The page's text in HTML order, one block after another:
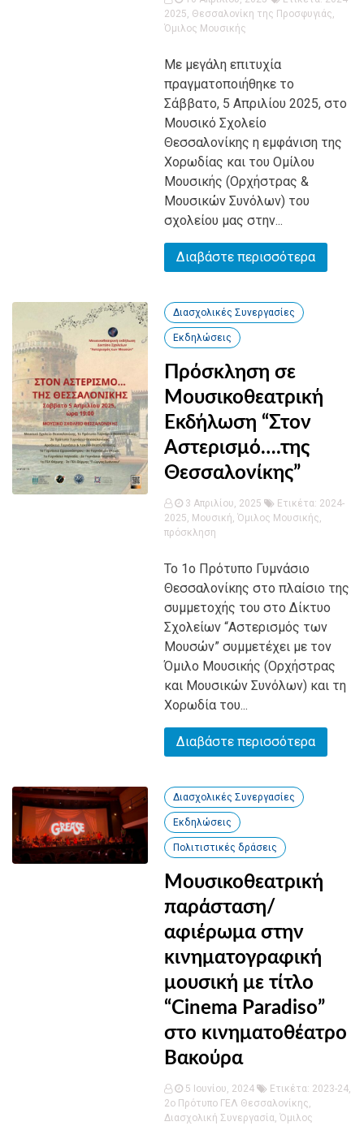
2025, Θεσσαλονίκη της Προσφυγιάς,
Όμιλος Μουσικής
Με μεγάλη επιτυχία
πραγματοποιήθηκε το
Σάββατο, 5 Απριλίου 2025, στο
Μουσικό Σχολείο
Θεσσαλονίκης η εμφάνιση της
Χορωδίας και του Ομίλου
Μουσικής (Ορχήστρας &
Μουσικών Συνόλων) του
σχολείου μας στην...
Διαβάστε περισσότερα
Διασχολικές Συνεργασίες
Εκδηλώσεις
Πρόσκληση σε
Μουσικοθεατρική
Εκδήλωση “Στον
Αστερισμό….της
Θεσσαλονίκης”
3 Απριλίου, 2025 Ετικέτα: 2024-
2025, Μουσική,Όμιλος Μουσικής,
πρόσκληση
Το 1ο Πρότυπο Γυμνάσιο
Θεσσαλονίκης στο πλαίσιο της
συμμετοχής του στο Δίκτυο
Σχολείων “Αστερισμός των
Μουσών” συμμετέχει με τον
Όμιλο Μουσικής (Ορχήστρας
και Μουσικών Συνόλων) και τη
Χορωδία του...
Διαβάστε περισσότερα
Διασχολικές Συνεργασίες
Εκδηλώσεις
Πολιτιστικές δράσεις
Μουσικοθεατρική
παράσταση/
αφιέρωμα στην
κινηματογραφική
μουσική με τίτλο
“Cinema Paradiso”
στο κινηματοθέατρο
Βακούρα
5 Ιουνίου, 2024 Ετικέτα: 2023-24,
2ο Πρότυπο ΓΕΛ Θεσσαλονίκης,
Διασχολική Συνεργασία,Όμιλος